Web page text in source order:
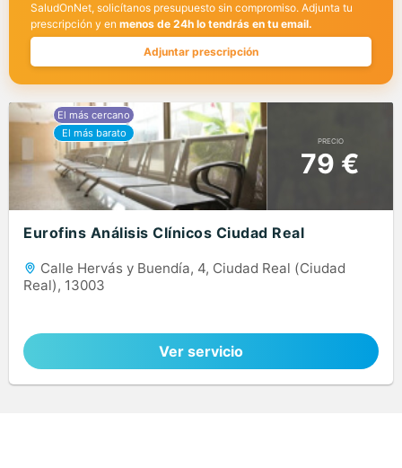
SaludOnNet, solicítanos presupuesto sin compromiso. Adjunta tu
prescripción y en menos de 24h lo tendrás en tu email.
Adjuntar prescripción
PRECIO
79 €
Eurofins Análisis Clínicos Ciudad Real
Calle Hervás y Buendía, 4, Ciudad Real (Ciudad
Real), 13003
Ver servicio